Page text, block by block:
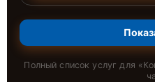
Полный список услуг для «